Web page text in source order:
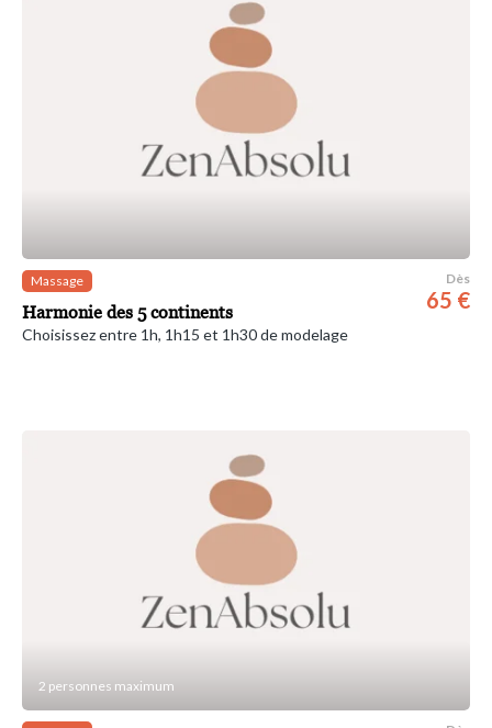
Massage
Harmonie des 5 continents
Dès
65 €
Choisissez entre 1h, 1h15 et 1h30 de modelage
2 personnes maximum